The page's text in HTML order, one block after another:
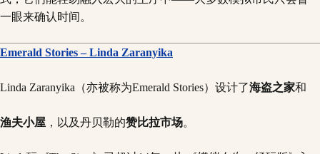
一眼来确认时间。
Emerald Stories – Linda Zaranyika
Linda Zaranyika（亦被称为Emerald Stories）设计了海盗之家和
渔夫小屋 ，以及丹贝勒的赞比拉市场。